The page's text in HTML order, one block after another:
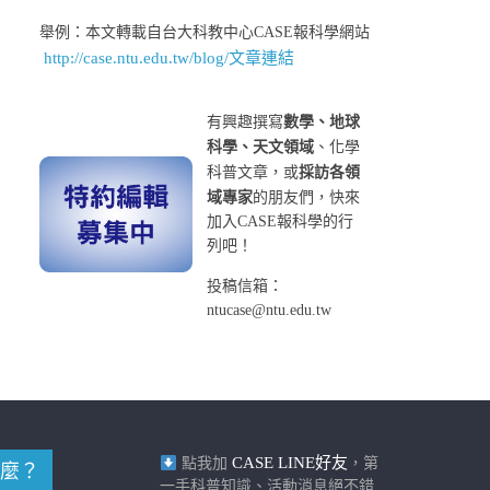
舉例：本文轉載自台大科教中心CASE報科學網站
http://case.ntu.edu.tw/blog/文章連結
有興趣撰寫數學、地球
科學、天文領域 、化學
科普文章，或採訪各領
域專家的朋友們，快來
加入CASE報科學的行
列吧！
投稿信箱：
ntucase@ntu.edu.tw
？ 點我加 CASE LINE好友 ，第
一手科普知識、活動消息絕不錯